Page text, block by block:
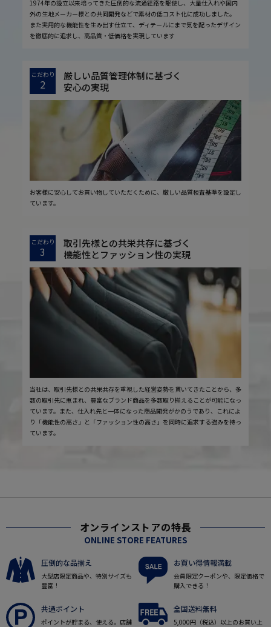
1974年の設立以来培ってきた圧倒的な流通経路を駆使し、大量仕入れや国内
外の生地メーカー様との共同開発などで素材の低コスト化に成功しました。
また実用的な機能性を生み出す仕立て、ディテールにまで気を配ったデザイン
を徹底的に追求し、高品質・低価格を実現しています
こだわり
2
厳しい品質管理体制に基づく
安心の実現
お客様に安心してお買い物していただくために、厳しい品質検査基準を設定し
ています。
こだわり
3
取引先様との共栄共存に基づく
機能性とファッション性の実現
当社は、取引先様との共栄共存を重視した経営姿勢を貫いてきたことから、多
数の取引先に恵まれ、豊富なブランド商品を多数取り揃えることが可能になっ
ています。また、仕入れ先と一体になった商品開発がかのうであり、これによ
り「機能性の高さ」と「ファッション性の高さ」を同時に追求する強みを持っ
ています。
オンラインストアの特長
ONLINE STORE FEATURES
圧倒的な品揃え
大型店限定商品や、特別サイズも
豊富！
お買い得情報満載
会員限定クーポンや、限定価格で
購入できる！
共通ポイント
ポイントが貯まる、使える。店舗
全国送料無料
5,000円（税込）以上のお買い上